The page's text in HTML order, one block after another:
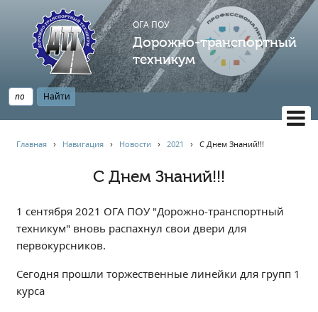
ОГА ПОУ
Дорожно-транспортный
техникум
Профессионалитет
АБИТУРИЕНТУ
Опрос по качеству образования
Наблюдательный совет
Главная › Навигация › Новости ›2021 ›С Днем Знаний!!!
С Днем Знаний!!!
1 сентября 2021 ОГА ПОУ "Дорожно-транспортный
техникум" вновь распахнул свои двери для
первокурсников.
Сегодня прошли торжественные линейки для групп 1
курса